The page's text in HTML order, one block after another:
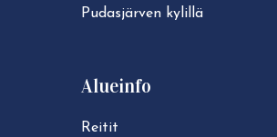
Pudasjärven kylillä
Alueinfo
Reitit